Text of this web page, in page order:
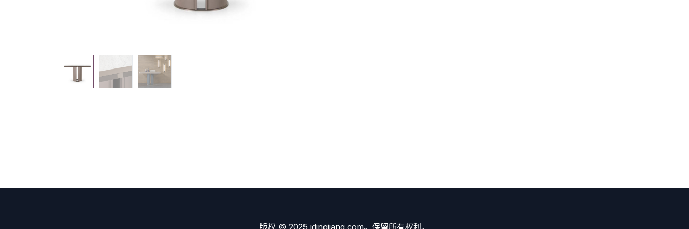
版权 © 2025 idingjiang.com。保留所有权利。